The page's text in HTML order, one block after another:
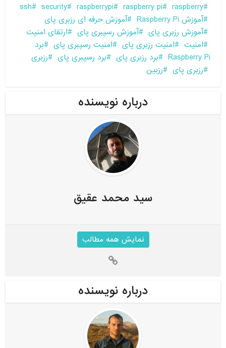
raspberry
raspberry pi
raspberrypi
security
ssh
آموزش Raspberry Pi
آموزش حرفه ای رزبری پای
آموزش رزبری پای
آموزش رسپبری پای
ارتقای امنیت
امنیت
امنیت رزبری پای امنیت رسپبری پای
برد
Raspberry Pi
برد رزبری پای برد رسپبری پای
رزبری
رزبری پای
رزبین
درباره نویسنده
سید محمد عقیق
نمایش همه مطالب
درباره نویسنده